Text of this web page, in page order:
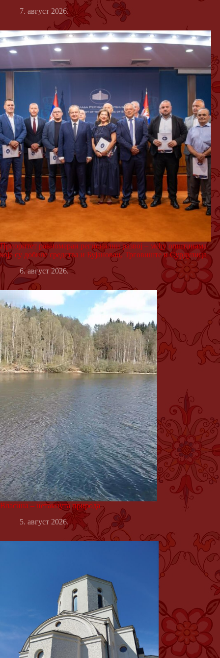
7. август 2026.
Приоритет равномеран регионални развој – међу општинама
које су добиле средства и Бујановац, Трговиште и Сурдулица
6. август 2026.
Власина – нетакнута природа
5. август 2026.